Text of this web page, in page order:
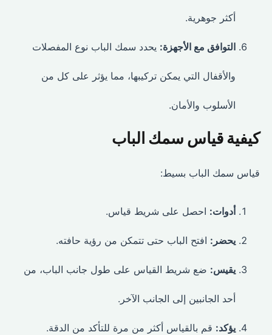
أكثر جوهرية.
التوافق مع الأجهزة: يحدد سمك الباب نوع المفصلات
والأقفال التي يمكن تركيبها، مما يؤثر على كل من
الأسلوب والأمان.
كيفية قياس سمك الباب
قياس سمك الباب بسيط:
أدوات:احصل على شريط قياس.
يحضر:افتح الباب حتى تتمكن من رؤية حافته.
يقيس: ضع شريط القياس على طول جانب الباب، من
أحد الجانبين إلى الجانب الآخر.
يؤكد:قم بالقياس أكثر من مرة للتأكد من الدقة.